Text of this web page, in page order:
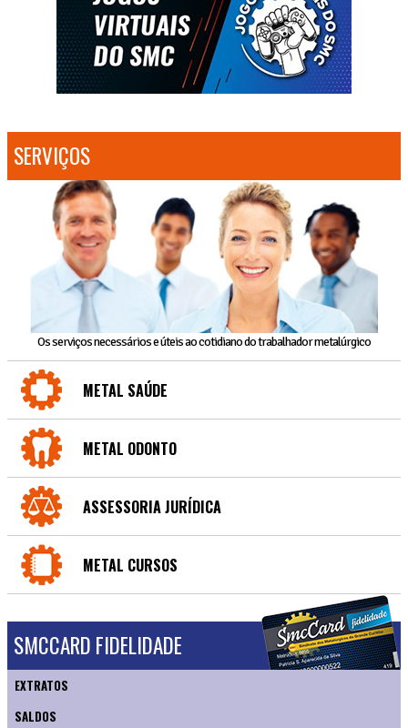
SERVIÇOS
Os serviços necessários e úteis ao cotidiano do trabalhador metalúrgico
METAL SAÚDE
METAL ODONTO
ASSESSORIA JURÍDICA
METAL CURSOS
SMCCARD FIDELIDADE
EXTRATOS
SALDOS